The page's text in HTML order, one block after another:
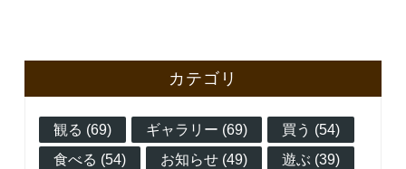
カテゴリ
観る (69) ギャラリー (69)
買う (54)
食べる (54)
お知らせ (49)
遊ぶ (39)